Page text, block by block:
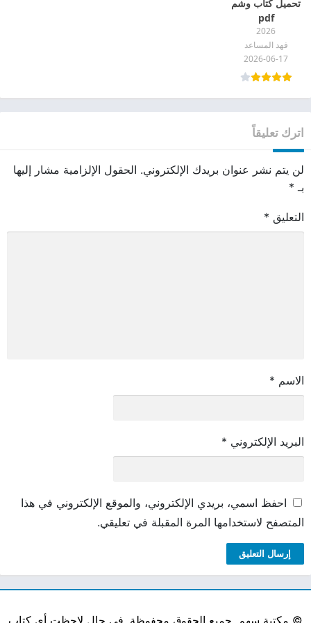
تحميل كتاب وشم
pdf
2026
فهد المساعد
2026-06-17
اترك تعليقاً
لن يتم نشر عنوان بريدك الإلكتروني. الحقول الإلزامية مشار إليها
بـ *
التعليق *
الاسم *
البريد الإلكتروني *
احفظ اسمي، بريدي الإلكتروني، والموقع الإلكتروني في هذا
المتصفح لاستخدامها المرة المقبلة في تعليقي.
© مكتبة سهم. جميع الحقوق محفوظة. في حال لاحظت أي كتاب